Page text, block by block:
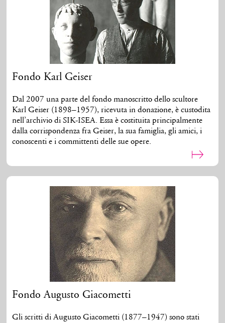
Fondo Karl Geiser
Dal 2007 una parte del fondo manoscritto dello scultore
Karl Geiser (1898–1957), ricevuta in donazione, è custodita
nell’archivio di SIK-ISEA. Essa è costituita principalmente
dalla corrispondenza fra Geiser, la sua famiglia, gli amici, i
conoscenti e i committenti delle sue opere.
Fondo Augusto Giacometti
Gli scritti di Augusto Giacometti (1877–1947) sono stati